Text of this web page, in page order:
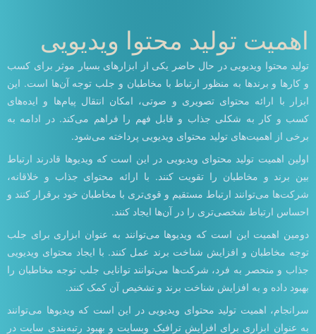
اهمیت تولید محتوا ویدیویی
تولید محتوا ویدیویی در حال حاضر یکی از ابزارهای بسیار موثر برای کسب
و کارها و برندها به منظور ارتباط با مخاطبان و جلب توجه آن‌ها است. این
ابزار با ارائه محتوای تصویری و صوتی، امکان انتقال پیام‌ها و ایده‌های
کسب و کار به شکلی جذاب و قابل فهم را فراهم می‌کند. در ادامه به
برخی از اهمیت‌های تولید محتوای ویدیویی پرداخته می‌شود.
اولین اهمیت تولید محتوای ویدیویی در این است که ویدیوها قادرند ارتباط
بین برند و مخاطبان را تقویت کنند. با ارائه محتوای جذاب و خلاقانه،
شرکت‌ها می‌توانند ارتباط مستقیم و قوی‌تری با مخاطبان خود برقرار کنند و
احساس ارتباط شخصی‌تری را در آن‌ها ایجاد کنند.
دومین اهمیت این است که ویدیوها می‌توانند به عنوان ابزاری برای جلب
توجه مخاطبان و افزایش شناخت برند عمل کنند. با ایجاد محتوای ویدیویی
جذاب و منحصر به فرد، شرکت‌ها می‌توانند توانایی جلب توجه مخاطبان را
بهبود داده و به افزایش شناخت برند و تشخیص آن کمک کنند.
سرانجام، اهمیت تولید محتوای ویدیویی در این است که ویدیوها می‌توانند
به عنوان ابزاری برای افزایش ترافیک وبسایت و بهبود رتبه‌بندی سایت در